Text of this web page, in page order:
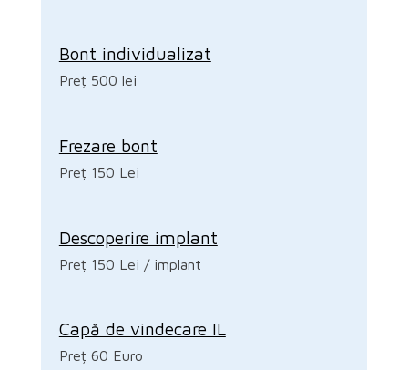
Bont individualizat
Preț 500 lei
Frezare bont
Preț 150 Lei
Descoperire implant
Preț 150 Lei / implant
Capă de vindecare IL
Preț 60 Euro